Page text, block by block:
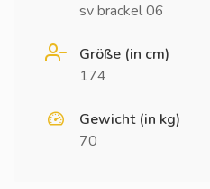
sv brackel 06
Größe (in cm)
174
Gewicht (in kg)
70